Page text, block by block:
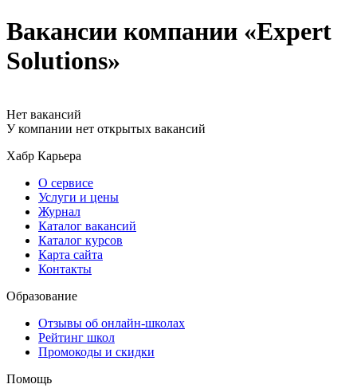
Вакансии компании «Expert
Solutions»
Нет вакансий
У компании нет открытых вакансий
Хабр Карьера
О сервисе
Услуги и цены
Журнал
Каталог вакансий
Каталог курсов
Карта сайта
Контакты
Образование
Отзывы об онлайн-школах
Рейтинг школ
Промокоды и скидки
Помощь